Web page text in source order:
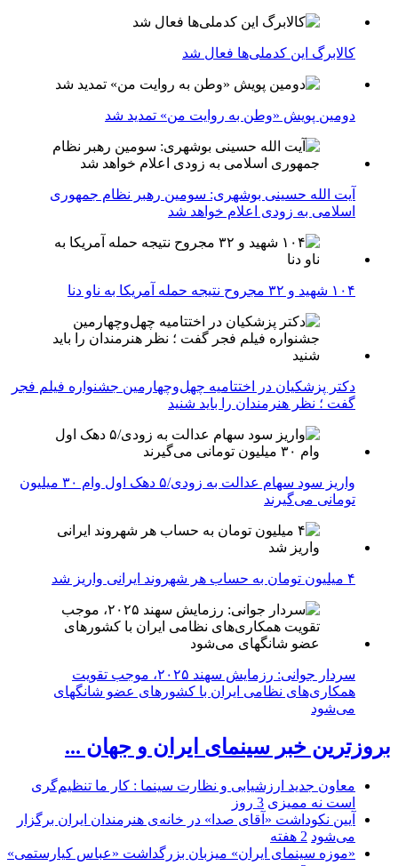
کالابرگ این کدملی‌ها فعال شد
دومین پویش «وطن به روایت من» تمدید شد
آیت الله حسینی بوشهری: سومین رهبر نظام جمهوری
اسلامی به زودی اعلام خواهد شد
۱۰۴ شهید و ۳۲ مجروح نتیجه حمله آمریکا به ناو دنا
دکتر پزشکیان در اختتامیه چهل‌وچهارمین جشنواره فیلم فجر
گفت ؛ نظر هنرمندان را باید شنید
واریز سود سهام عدالت به زودی/۵ دهک اول وام ۳۰ میلیون
تومانی می‌گیرند
۴ میلیون تومان به حساب هر شهروند ایرانی واریز شد
سردار جوانی: رزمایش سهند ۲۰۲۵، موجب تقویت
همکاری‌های نظامی ایران با کشور‌های عضو شانگهای
می‌شود
بروزترین خبر سینمای ایران و جهان ...
معاون جدید ارزشیابی و نظارت سینما : کار ما تنظیم‌گری
است نه ممیزی 3 روز
آیین نکوداشت «آقای صدا» در خانه‌ی هنرمندان ایران برگزار
می‌شود 2 هفته
«موزه سینمای ایران» میزبان بزرگداشت «عباس کیارستمی»